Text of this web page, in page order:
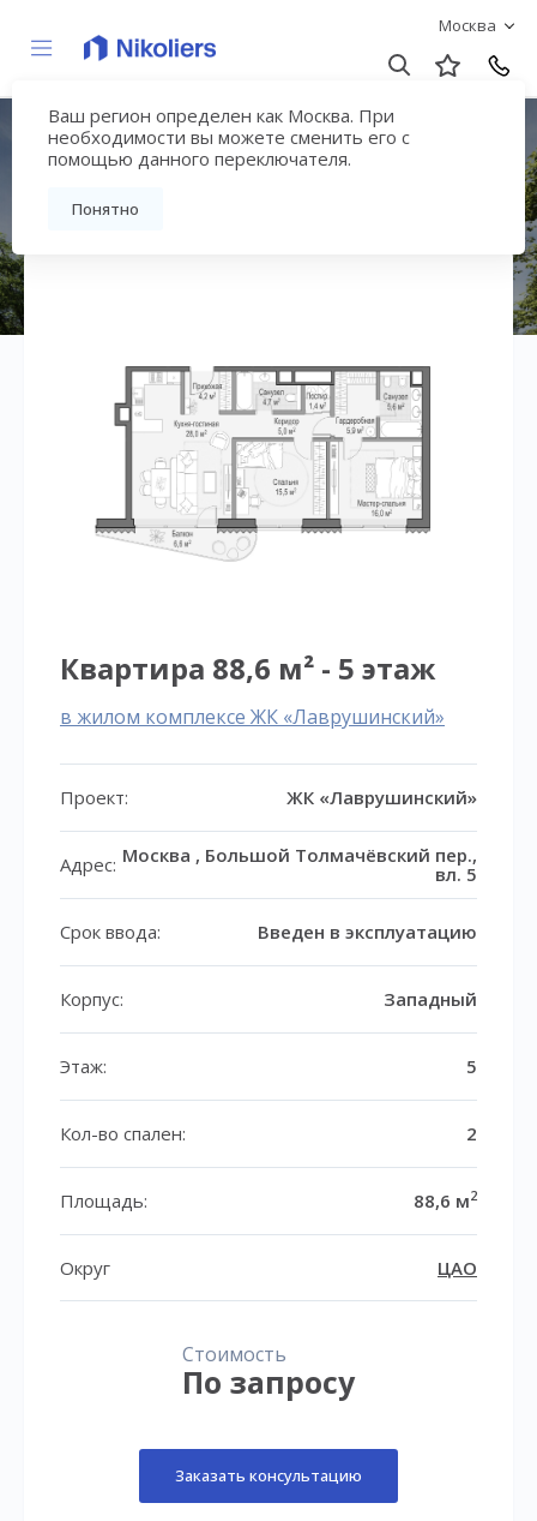
Москва
Ваш регион определен как Москва. При
необходимости вы можете сменить его с
помощью данного переключателя.
Понятно
ЖК «Лаврушинский»
Вернуться на страницу жилого комплекса
Квартира 88,6 м² - 5 этаж
в жилом комплексе ЖК «Лаврушинский»
Проект: ЖК «Лаврушинский»
Адрес: Москва , Большой Толмачёвский пер.,
вл. 5
Срок ввода: Введен в эксплуатацию
Корпус: Западный
Этаж: 5
Кол-во спален: 2
Площадь: 88,6 м2
Округ ЦАО
Стоимость
По запросу
Заказать консультацию